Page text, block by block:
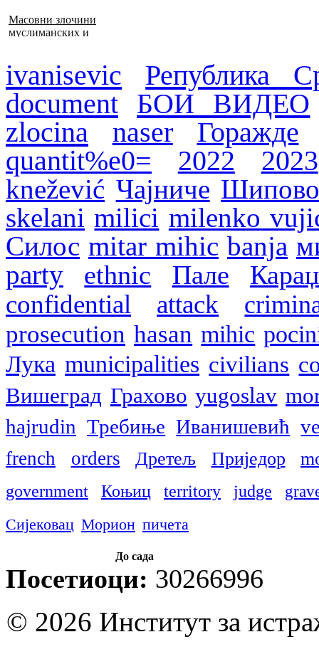
Масовни злочини
муслиманских и
ivanisevic
Република
document БОИ ВИДЕО
zlocina
naser
Горажде
quantit%e0=
2022
2023
knežević Чајниче
skelani milici milenko
Силос mitar mihic banja
party ethnic Пале
confidential attack
prosecution hasan mihic
Лука municipalities civilians
Вишеград Грахово yugoslav
hajrudin Требиње Иванишевић
french orders Дретељ Приједор
government Коњиц territory judge
Сијековац Морион пичета
До сада
Посетиоци: 30266996
© 2026 Институт за